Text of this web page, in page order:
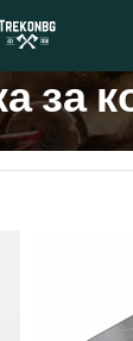
за
Показани са